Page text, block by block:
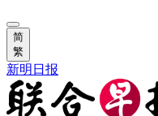
简
繁
新明日报